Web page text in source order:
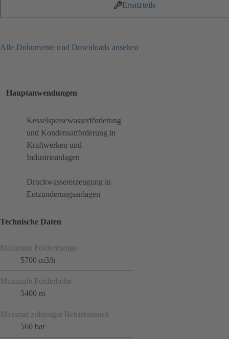
Ersatzteile
Alle Dokumente und Downloads ansehen
Hauptanwendungen
Kesselspeisewasserförderung
und Kondensatförderung in
Kraftwerken und
Industrieanlagen
Druckwassererzeugung in
Entzunderungsanlagen
Technische Daten
Maximale Fördermenge
5700 m3/h
Maximale Förderhöhe
5400 m
Maximal zulässiger Betriebsdruck
560 bar